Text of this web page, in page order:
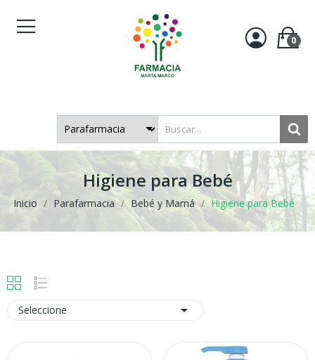
0
Higiene para Bebé
Inicio Parafarmacia Bebé y Mamá Higiene para Bebé
Seleccione 